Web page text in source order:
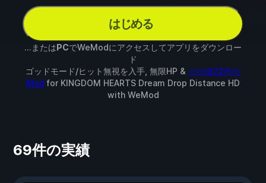
はじめる
...またはPCでWeModにアクセスしてアプリをダウンロー
ド
ゴッドモード/ヒット無視を入手, 無限HP & その他22件の
Mod for KINGDOM HEARTS Dream Drop Distance HD
with WeMod
69件の実績